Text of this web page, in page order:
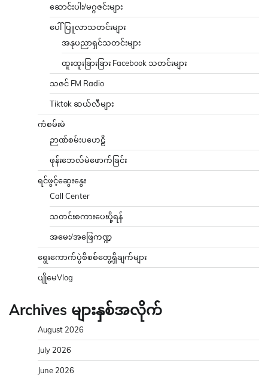
ဆောင်းပါး/မဂ္ဂဇင်းများ
ပေါ်ပြူလာသတင်းများ
အနုပညာရှင်သတင်းများ
ထူးထူးခြားခြား Facebook သတင်းများ
သဇင် FM Radio
Tiktok ဆယ်လီများ
ကံစမ်းမဲ
ဉာဏ်စမ်းပဟေဠိ
ဖုန်းဘေလ်မဲဖောက်ခြင်း
ရင်ဖွင့်ဆွေးနွေး
Call Center
သတင်းစကားပေးပို့ရန်
အမေး/အဖြေကဏ္ဍ
ရွေးကောက်ပွဲစိစစ်တွေ့ရှိချက်များ
ပျိုမေVlog
Archives များနှစ်အလိုက်
August 2026
July 2026
June 2026